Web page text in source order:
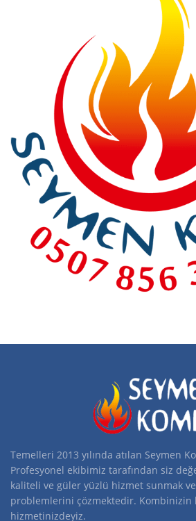
Temelleri 2013 yılında atılan Seymen
Profesyonel ekibimiz tarafından siz
kaliteli ve güler yüzlü hizmet sunmak
problemlerini çözmektedir. Kombinizin
hizmetinizdeyiz.